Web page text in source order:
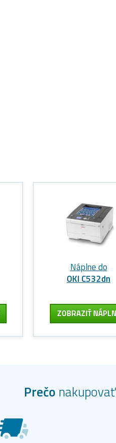
Náplne do
OKI C532dn
ZOBRAZIŤ
Prečo